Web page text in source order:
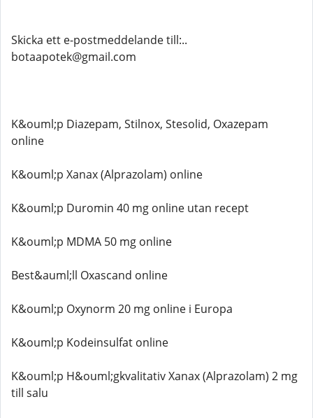
Skicka ett e-postmeddelande till:..
botaapotek@gmail.com
K&ouml;p Diazepam, Stilnox, Stesolid, Oxazepam
online
K&ouml;p Xanax (Alprazolam) online
K&ouml;p Duromin 40 mg online utan recept
K&ouml;p MDMA 50 mg online
Best&auml;ll Oxascand online
K&ouml;p Oxynorm 20 mg online i Europa
K&ouml;p Kodeinsulfat online
K&ouml;p H&ouml;gkvalitativ Xanax (Alprazolam) 2 mg
till salu